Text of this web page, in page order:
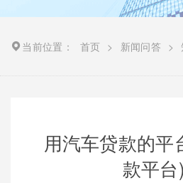
当前位置： 首页 > 新闻问答 >
用汽车贷款的平
款平